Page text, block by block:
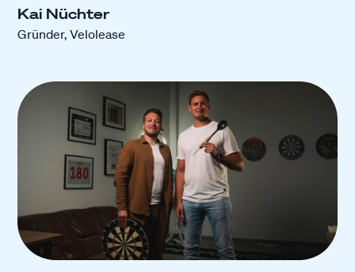
Kai Nüchter
Gründer, Velolease